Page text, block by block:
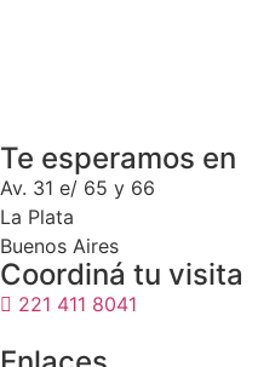
Te esperamos en
Av. 31 e/ 65 y 66
La Plata
Buenos Aires
Coordiná tu visita
221 411 8041